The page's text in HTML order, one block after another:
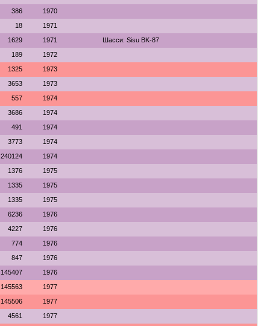
386 1970
18 1971
1629 1971 Шасси: Sisu BK-87
189 1972
1325 1973
3653 1973
557 1974
3686 1974
491 1974
3773 1974
240124 1974
1376 1975
1335 1975
1335 1975
6236 1976
4227 1976
774 1976
847 1976
145407 1976
145563 1977
145506 1977
4561 1977